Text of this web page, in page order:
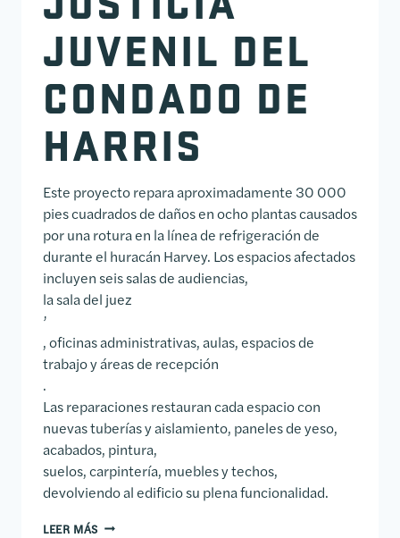
JUVENIL DEL
CONDADO DE
HARRIS
Este proyecto repara aproximadamente 30 000
pies cuadrados de daños en ocho plantas causados
por una rotura en la línea de refrigeración de
durante el huracán Harvey. Los espacios afectados
incluyen seis salas de audiencias,
la sala del juez
’
, oficinas administrativas, aulas, espacios de
trabajo y áreas de recepción
.
Las reparaciones restauran cada espacio con
nuevas tuberías y aislamiento, paneles de yeso,
acabados, pintura,
suelos, carpintería, muebles y techos,
devolviendo al edificio su plena funcionalidad.
LEER MÁS CENTRO DE JUSTICIA JUVENIL DEL CONDADO DE